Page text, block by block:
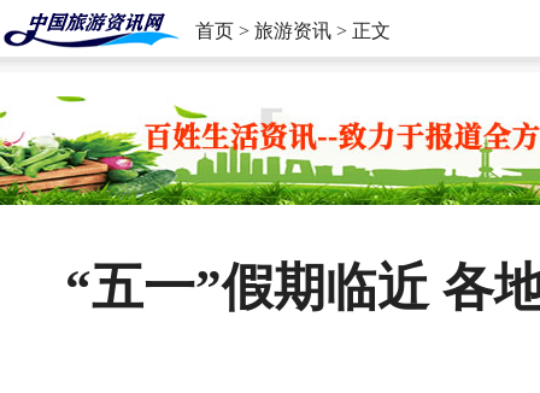
首页 > 旅游资讯 > 正文
“五一”假期临近 各